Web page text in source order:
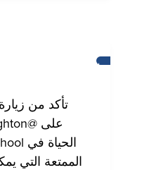
برايتون
الممتعة التي